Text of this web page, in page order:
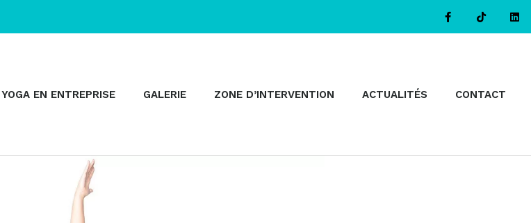
YOGA EN ENTREPRISE GALERIE ZONE D’INTERVENTION ACTUALITÉS CONTACT